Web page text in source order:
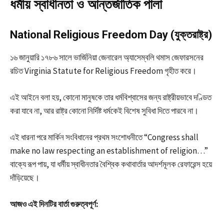
ধর্মীয় স্বাধীনতা ও আন্তর্জাতিক পালা
National Religious Freedom Day (যুক্তরাষ্ট্র)
১৬ জানুয়ারি ১৭৮৬ সালে ভার্জিনিয়া জেনারেল অ্যাসেম্বলি থমাস জেফারসনের
রচিত Virginia Statute for Religious Freedom গৃহীত করে।
এই আইনে বলা হয়, কোনো মানুষকে তার ধর্মবিশ্বাসের জন্য রাষ্ট্রীয়ভাবে দণ্ডিত
করা যাবে না, আর রাষ্ট্র কোনো নির্দিষ্ট ধর্মকেই বিশেষ সুবিধা দিতে পারবে না।
এই ধারনা পরে মার্কিন সংবিধানের প্রথম সংশোধনীতে “Congress shall
make no law respecting an establishment of religion…”
বাক্যে রূপ পায়, যা ধর্মীয় স্বাধীনতার বৈশ্বিক কথাবার্তার আদর্শমূলক রেফারেন্স হয়ে
দাঁড়িয়েছে।
আজও এই দিনটির বার্তা গুরুত্বপূর্ণ: